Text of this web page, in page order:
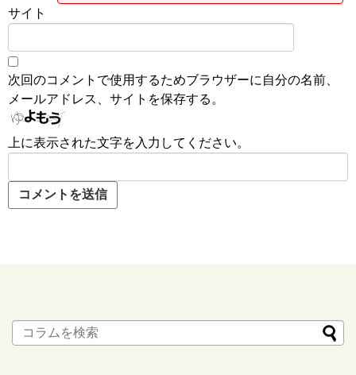
サイト
次回のコメントで使用するためブラウザーに自分の名前、
メールアドレス、サイトを保存する。
上に表示された文字を入力してください。